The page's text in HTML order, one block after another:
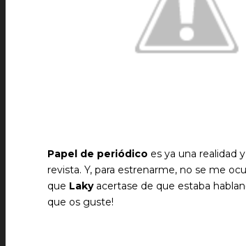
Papel de periódico es ya una realidad
revista. Y, para estrenarme, no se me
que Lakyacertase de que estaba
que os guste!